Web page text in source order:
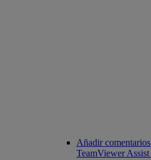
Añadir
TeamViewer